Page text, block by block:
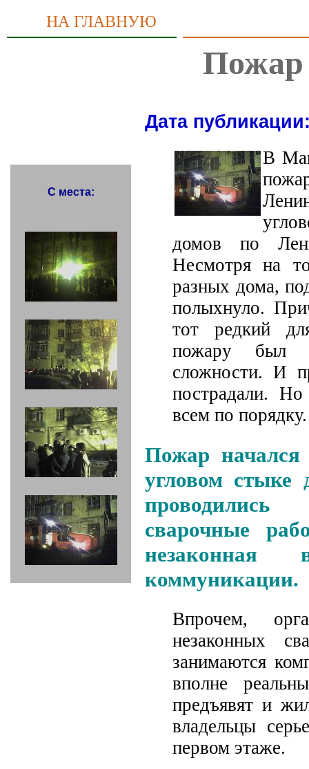
НА ГЛАВНУЮ
Пожар
С места:
Дата
В
домов по
Несмотря на
разных дома,
полыхнуло.
тот редкий
пожару был
сложности. И
пострадали.
всем по порядку.
Пожар
угловом стыке
сварочные
незаконная
коммуникации.
Впрочем,
незаконных
занимаются
вполне
предъявят и
владельцы
первом этаже.